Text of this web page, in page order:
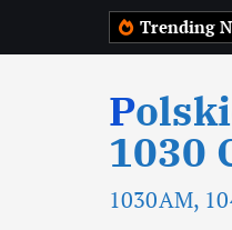
Trending
Polskie Radio
1030
1030AM,